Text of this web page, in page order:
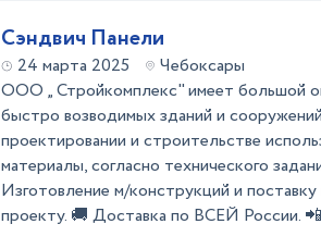
Сэндвич Панели
24 марта 2025
Чебоксары
ООО „ Стройкомплекс" имеет большой
быстро возводимых зданий и
проектировании и строительстве
материалы, согласно технического
Изготовление м/конструкций и
проекту. 🚚 Доставка по ВСЕЙ России.